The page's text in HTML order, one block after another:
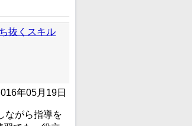
抜くスキル
年05月19日
ながら指導を